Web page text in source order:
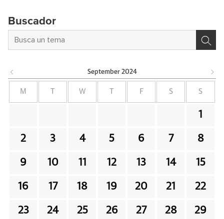
Buscador
September 2024
M W F S S
1
2 3 4 5 6 7 8
9 10 11 12 13 14 15
16 17 18 19 20 21 22
23 24 25 26 27 28 29